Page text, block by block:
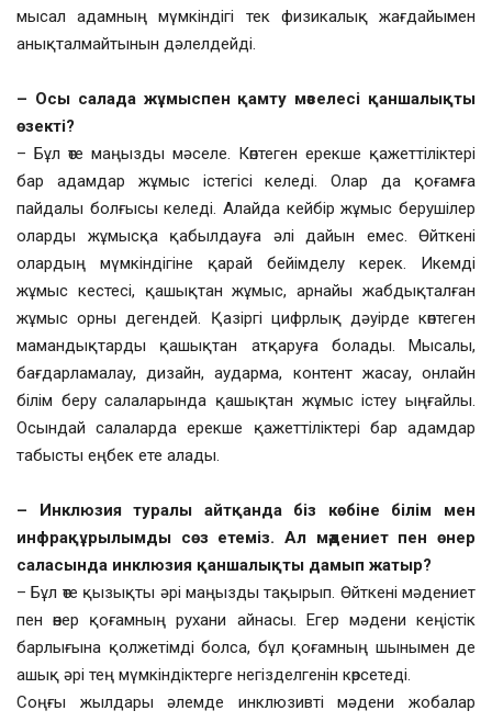
мысал адамның мүмкіндігі тек физикалық жағдайымен
анықталмайтынын дәлелдейді.
– Осы салада жұмыспен қамту мәселесі қаншалықты
өзекті?
– Бұл өте маңызды мәселе. Көптеген ерекше қажеттіліктері
бар адамдар жұмыс істегісі келеді. Олар да қоғамға
пайдалы болғысы келеді. Алайда кейбір жұмыс берушілер
оларды жұмысқа қабылдауға әлі дайын емес. Өйткені
олардың мүмкіндігіне қарай бейімделу керек. Икемді
жұмыс кестесі, қашықтан жұмыс, арнайы жабдықталған
жұмыс орны дегендей. Қазіргі цифрлық дәуірде көптеген
мамандықтарды қашықтан атқаруға болады. Мысалы,
бағдарламалау, дизайн, аударма, контент жасау, онлайн
білім беру салаларында қашықтан жұмыс істеу ыңғайлы.
Осындай салаларда ерекше қажеттіліктері бар адамдар
табысты еңбек ете алады.
– Инклюзия туралы айтқанда біз көбіне білім мен
инфрақұрылымды сөз етеміз. Ал мәдениет пен өнер
саласында инклюзия қаншалықты дамып жатыр?
– Бұл өте қызықты әрі маңызды тақырып. Өйткені мәдениет
пен өнер қоғамның рухани айнасы. Егер мәдени кеңістік
барлығына қолжетімді болса, бұл қоғамның шынымен де
ашық әрі тең мүмкіндіктерге негізделгенін көрсетеді.
Соңғы жылдары әлемде инклюзивті мәдени жобалар